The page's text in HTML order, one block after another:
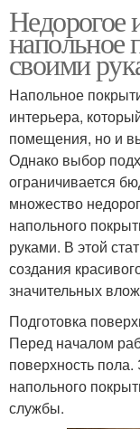
Недорогое
напольное
своими
Напольное
интерьера,
помещения, но и
Однако выбор
ограничивается
множество
напольного
руками. В этой
создания
значительных
Подготовка
Перед началом
поверхность
напольного
службы.